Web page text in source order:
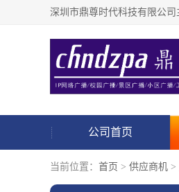
公司首页
当前位置： 首页 > 供应商机 >